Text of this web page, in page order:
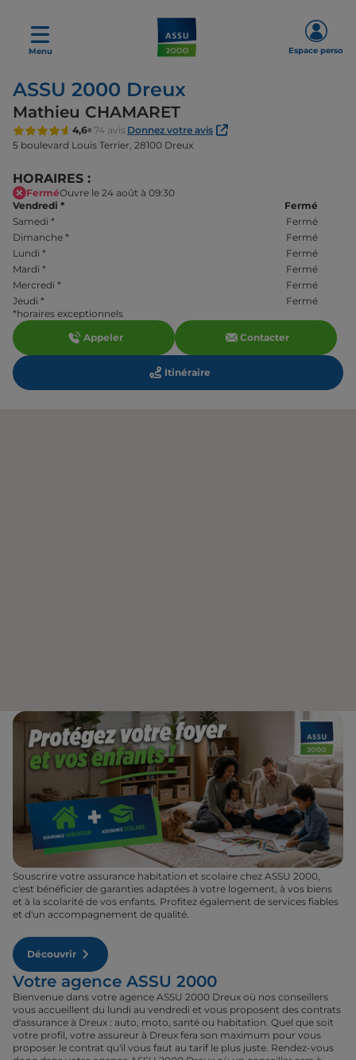
Menu Espace perso
ASSU 2000 Dreux
Mathieu CHAMARET
4,6 74 avis Donnez votre avis
5 boulevard Louis Terrier, 28100 Dreux
HORAIRES :
FerméOuvre le 24 août à 09:30
Vendredi *
Fermé
Samedi *
Fermé
Dimanche *
Fermé
Lundi *
Fermé
Mardi *
Fermé
Mercredi *
Fermé
Jeudi *
Fermé
*horaires exceptionnels
Appeler
Contacter
Itinéraire
Souscrire votre assurance habitation et scolaire chez ASSU 2000,
c'est bénéficier de garanties adaptées à votre logement, à vos biens
et à la scolarité de vos enfants. Profitez également de services fiables
et d'un accompagnement de qualité.
Découvrir
Votre agence ASSU 2000
Bienvenue dans votre agence ASSU 2000 Dreux où nos conseillers
vous accueillent du lundi au vendredi et vous proposent des contrats
d'assurance à Dreux : auto, moto, santé ou habitation. Quel que soit
votre profil, votre assureur à Dreux fera son maximum pour vous
proposer le contrat qu'il vous faut au tarif le plus juste. Rendez-vous